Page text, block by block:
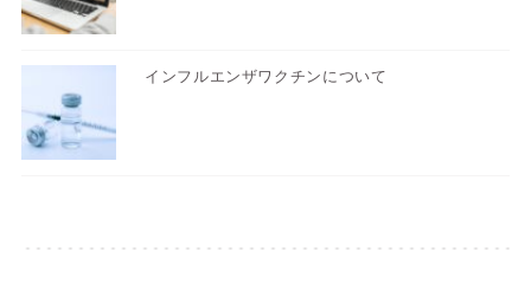
インフルエンザワクチンについて